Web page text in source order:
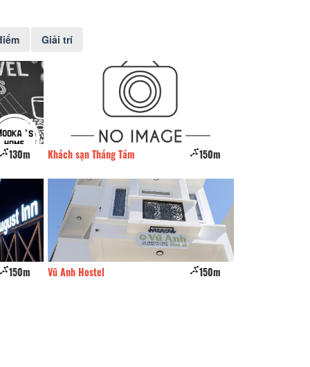
Giải trí
130m
150m
Khách sạn Tháng Tám 150m
Vũ Anh Hostel 150m